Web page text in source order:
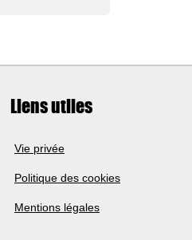
Liens utiles
Vie privée
Politique des cookies
Mentions légales